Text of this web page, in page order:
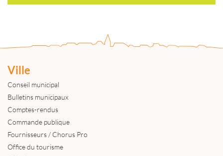
Ville
Conseil municipal
Bulletins municipaux
Comptes-rendus
Commande publique
Fournisseurs / Chorus Pro
Office du tourisme